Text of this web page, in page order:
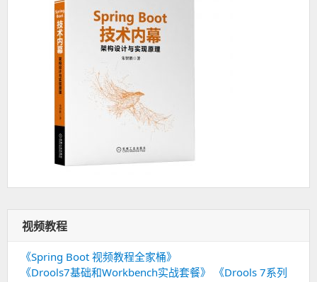
视频教程
《Spring Boot 视频教程全家桶》
《Drools7基础和Workbench实战套餐》
《Drools 7系列